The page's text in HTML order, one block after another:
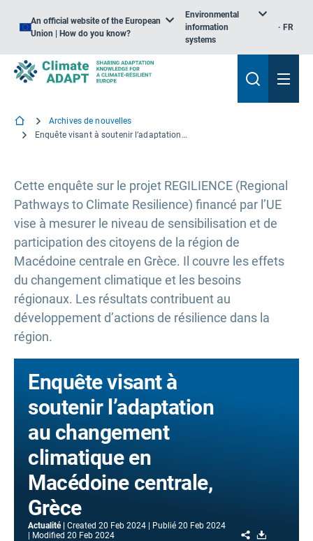
An official website of the European
Union | How do you know?
Environmental
information
systems
FR
Archives de nouvelles
Enquête visant à soutenir l’adaptation au changement climatique en Macédoine centrale, Grèce
Cette enquête sur le projet REGILIENCE (Regional
Pathways to Climate Resilience) financé par l’UE
vise à mesurer le niveau de sensibilisation et de
participation des citoyens de la région de
Macédoine centrale en Grèce. Il couvre les effets
du changement climatique et les besoins
régionaux. Les résultats contribuent au
développement d’actions de résilience dans la
région.
Enquête visant à
soutenir l’adaptation
au changement
climatique en
Macédoine centrale,
Grèce
Actualité Created 20 Feb 2024 Publié 20 Feb 2024
Modified 20 Feb 2024 Share